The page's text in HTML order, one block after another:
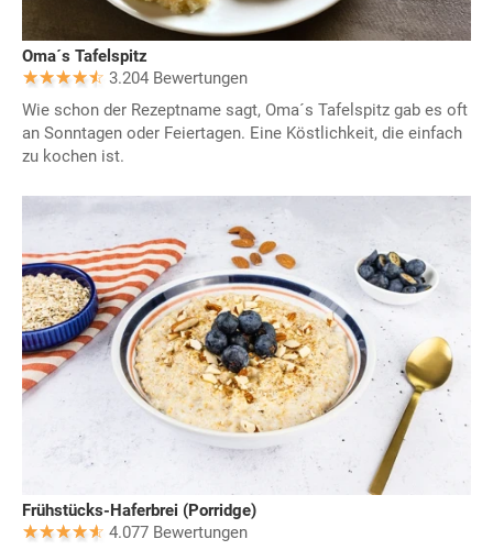
Oma´s Tafelspitz
3.204 Bewertungen
Wie schon der Rezeptname sagt, Oma´s Tafelspitz gab es oft
an Sonntagen oder Feiertagen. Eine Köstlichkeit, die einfach
zu kochen ist.
Frühstücks-Haferbrei (Porridge)
4.077 Bewertungen